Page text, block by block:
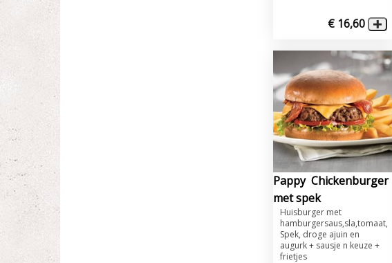
€ 16,60
Pappy Chickenburger
met spek
​​Huisburger met
hamburgersaus,sla,tomaat,
Spek, droge ajuin en
augurk + sausje n keuze +
frietjes